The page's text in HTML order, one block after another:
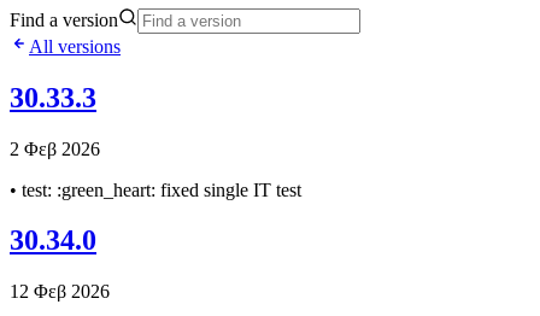
Find a version
All versions
30.33.3
2 Φεβ 2026
• test: :green_heart: fixed single IT test
30.34.0
12 Φεβ 2026